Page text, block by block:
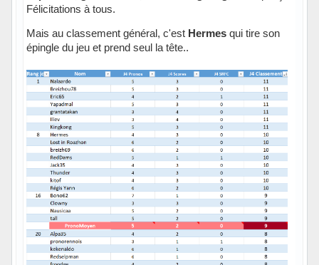
Félicitations à tous.
Mais au classement général, c'est Hermesqui tire son
épingle du jeu et prend seul la tête..